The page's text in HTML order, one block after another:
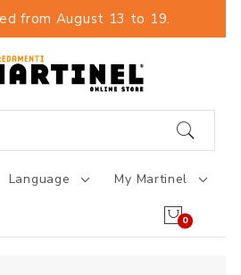
from August 13 to 19.
Language My Martinel
0